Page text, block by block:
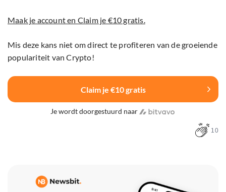
Maak je account en Claim je €10 gratis.
Mis deze kans niet om direct te profiteren van de groeiende
populariteit van Crypto!
Claim je €10 gratis
Je wordt doorgestuurd naar
10